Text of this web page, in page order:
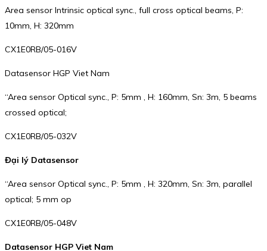
Area sensor Intrinsic optical sync., full cross optical beams, P:
10mm, H: 320mm
CX1E0RB/05-016V
Datasensor HGP Viet Nam
“Area sensor Optical sync., P: 5mm , H: 160mm, Sn: 3m, 5 beams
crossed optical;
CX1E0RB/05-032V
Đại lý Datasensor
“Area sensor Optical sync., P: 5mm , H: 320mm, Sn: 3m, parallel
optical; 5 mm op
CX1E0RB/05-048V
Datasensor HGP Viet Nam